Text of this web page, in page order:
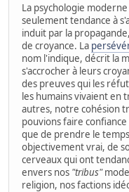
La psychologie
seulement tendance à
induit par la
de croyance. La
nom l'indique, décrit la
s'accrocher à leurs
des preuves qui les
les humains vivaient en
autres, notre cohésion
pouvions faire
que de prendre le
objectivement vrai, de
cerveaux qui ont
envers nos "tribus"
religion, nos factions